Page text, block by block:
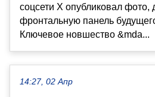
соцсети X опубликовал
фронтальную панель
Ключевое новшество &mda...
14:27, 02 Апр